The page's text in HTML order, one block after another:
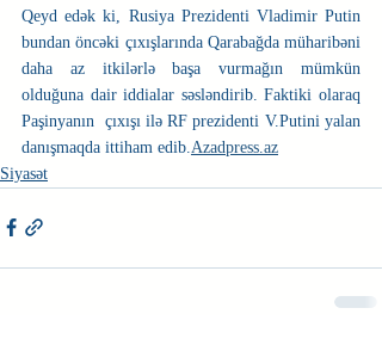
Qeyd edək ki, Rusiya Prezidenti Vladimir Putin
bundan öncəki çıxışlarında Qarabağda müharibəni
daha az itkilərlə başa vurmağın mümkün
olduğuna dair iddialar səsləndirib. Faktiki olaraq
Paşinyanın  çıxışı ilə RF prezidenti V.Putini yalan
danışmaqda ittiham edib. Azadpress.az
Siyasət